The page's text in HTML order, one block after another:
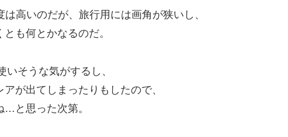
高いのだが、旅行用には画角が狭いし、
も何とかなるのだ。
そうな気がするし、
が出てしまったりもしたので、
…と思った次第。